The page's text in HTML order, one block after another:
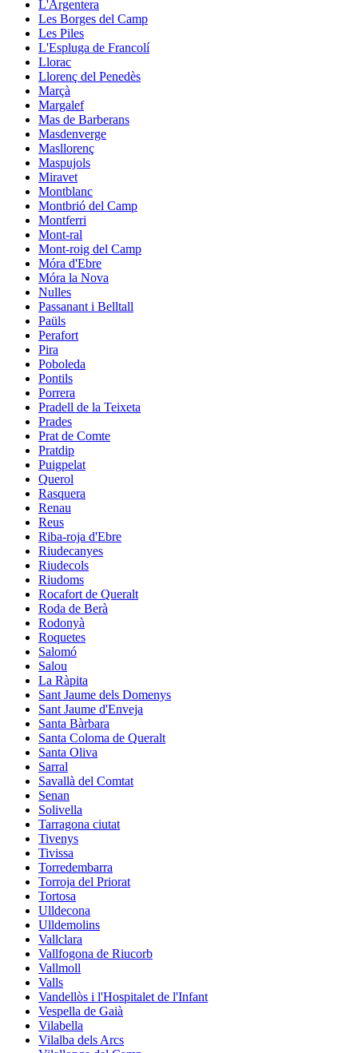
L'Argentera
Les Borges del Camp
Les Piles
L'Espluga de Francolí
Llorac
Llorenç del Penedès
Marçà
Margalef
Mas de Barberans
Masdenverge
Masllorenç
Maspujols
Miravet
Montblanc
Montbrió del Camp
Montferri
Mont-ral
Mont-roig del Camp
Móra d'Ebre
Móra la Nova
Nulles
Passanant i Belltall
Paüls
Perafort
Pira
Poboleda
Pontils
Porrera
Pradell de la Teixeta
Prades
Prat de Comte
Pratdip
Puigpelat
Querol
Rasquera
Renau
Reus
Riba-roja d'Ebre
Riudecanyes
Riudecols
Riudoms
Rocafort de Queralt
Roda de Berà
Rodonyà
Roquetes
Salomó
Salou
La Ràpita
Sant Jaume dels Domenys
Sant Jaume d'Enveja
Santa Bàrbara
Santa Coloma de Queralt
Santa Oliva
Sarral
Savallà del Comtat
Senan
Solivella
Tarragona ciutat
Tivenys
Tivissa
Torredembarra
Torroja del Priorat
Tortosa
Ulldecona
Ulldemolins
Vallclara
Vallfogona de Riucorb
Vallmoll
Valls
Vandellòs i l'Hospitalet de l'Infant
Vespella de Gaià
Vilabella
Vilalba dels Arcs